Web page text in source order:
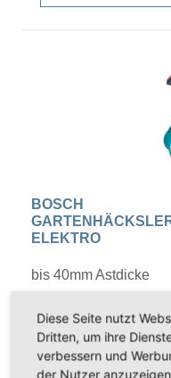
BOSCH
ELEKTRO
bis 40mm Astdicke
( Tagespreis Mo-So
, Wochenende Fr.
17:00 Uhr bis Mo
09:00 Uhr )
Diese Seite nutzt
Dritten, um ihre
verbessern und
der Nutzer